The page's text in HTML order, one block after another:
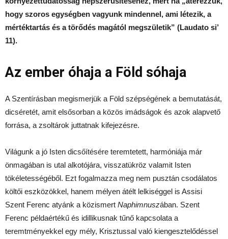
hogy szoros egységben vagyunk mindennel, ami létezik, a
mértéktartás és a törődés magától megszületik” (Laudato si’
11).
Az ember óhaja a Föld sóhaja
A Szentírásban megismerjük a Föld szépségének a bemutatását,
dicséretét, amit elsősorban a közös imádságok és azok alapvető
forrása, a zsoltárok juttatnak kifejezésre.
Világunk a jó Isten dicsőítésére teremtetett, harmóniája már
önmagában is utal alkotójára, visszatükröz valamit Isten
tökéletességéből. Ezt fogalmazza meg nem pusztán csodálatos
költői eszközökkel, hanem mélyen átélt lelkiséggel is Assisi
Szent Ferenc atyánk a közismert Naphimnuszában. Szent
Ferenc példaértékű és idillikusnak tűnő kapcsolata a
teremtményekkel egy mély, Krisztussal való kiengesztelődéssel